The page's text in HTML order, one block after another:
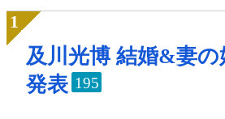
及川光博 結婚&妻の
発表 195